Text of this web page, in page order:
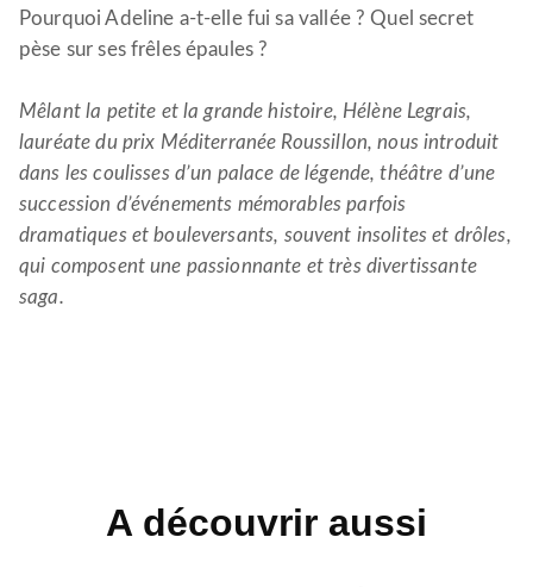
Pourquoi Adeline a-t-elle fui sa vallée ? Quel secret
pèse sur ses frêles épaules ?
Mêlant la petite et la grande histoire, Hélène Legrais,
lauréate du prix Méditerranée Roussillon, nous introduit
dans les coulisses d’un palace de légende, théâtre d’une
succession d’événements mémorables parfois
dramatiques etbouleversants, souvent insolites et drôles,
qui composent une passionnante et très divertissante
saga.
A découvrir aussi